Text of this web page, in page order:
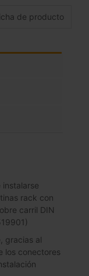
de producto
rack con
carril DIN
gracias al
los conectores